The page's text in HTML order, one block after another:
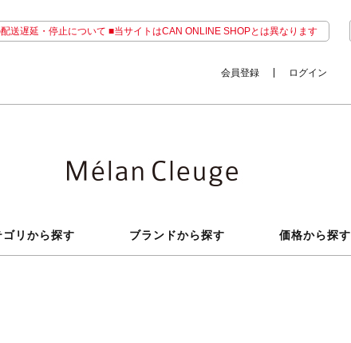
送遅延・停止について ■当サイトはCAN ONLINE SHOPとは異なります
会員登録 ログイン
ゴリから探す ブランドから探す 価格から探す